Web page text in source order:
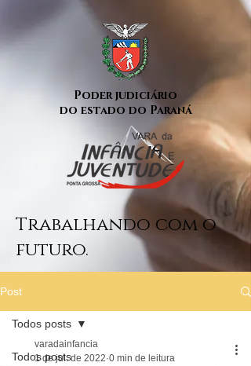
Poder judiciário
do estado do Paraná
Trabalhando com o
futuro.
Post
Todos posts
Todos posts
varadainfancia
1 de jul. de 2022 0 min de leitura